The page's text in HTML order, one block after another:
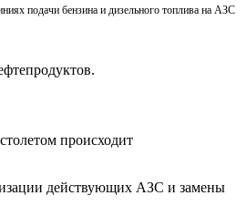
подачи бензина и дизельного топлива на АЗС
происходит
действующих АЗС и замены